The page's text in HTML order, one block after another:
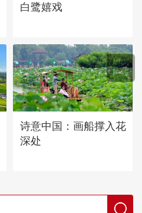
白鹭嬉戏
诗意中国：画船撑入花
深处